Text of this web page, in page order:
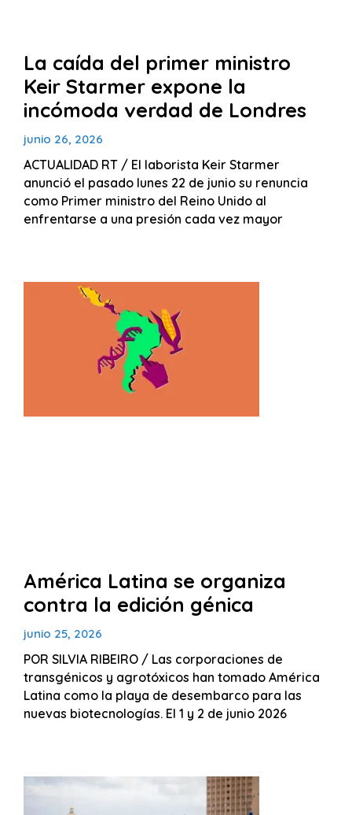
La caída del primer ministro
Keir Starmer expone la
incómoda verdad de Londres
junio 26, 2026
ACTUALIDAD RT / El laborista Keir Starmer
anunció el pasado lunes 22 de junio su renuncia
como Primer ministro del Reino Unido al
enfrentarse a una presión cada vez mayor
América Latina se organiza
contra la edición génica
junio 25, 2026
POR SILVIA RIBEIRO / Las corporaciones de
transgénicos y agrotóxicos han tomado América
Latina como la playa de desembarco para las
nuevas biotecnologías. El 1 y 2 de junio 2026